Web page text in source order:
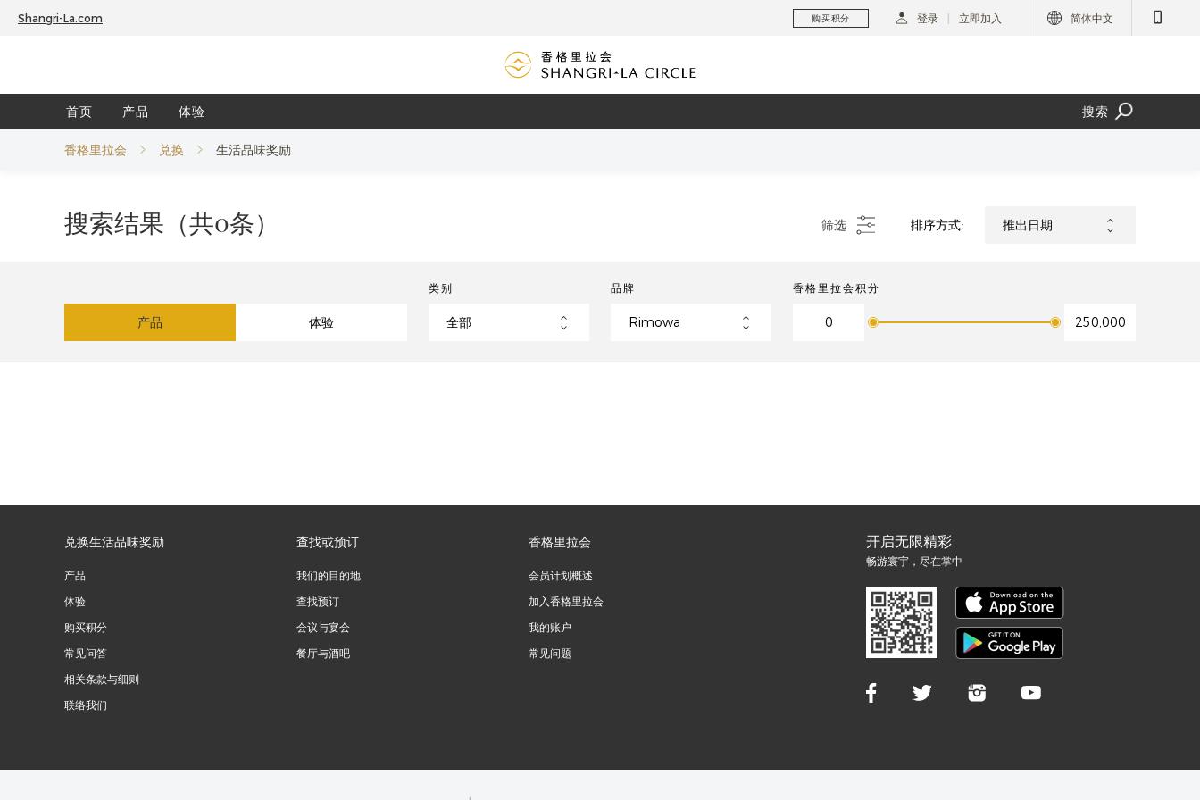
Shangri-La.com 购买积分 登录 立即加入 简体中文
首页 产品 体验 搜索
香格里拉会 兑换 生活品味奖励
搜索结果（共0条） 筛选 排序方式:
产品 体验
类别 品牌 香格里拉会积分
兑换生活品味奖励
产品
体验
购买积分
常见问答
相关条款与细则
联络我们
查找或预订
我们的目的地
查找预订
会议与宴会
餐厅与酒吧
香格里拉会
会员计划概述
加入香格里拉会
我的账户
常见问题
开启无限精彩
畅游寰宇，尽在掌中